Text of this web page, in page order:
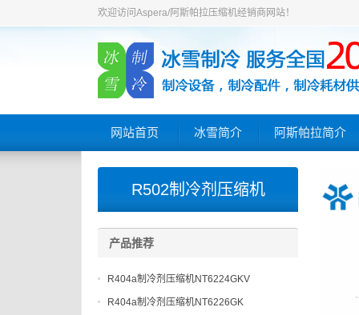
欢迎访问Aspera/阿斯帕拉压缩机经销商网站！
网站首页 冰雪简介 阿斯帕拉简介
R502制冷剂压缩机
产品推荐
R404a制冷剂压缩机NT6224GKV
R404a制冷剂压缩机NT6226GK